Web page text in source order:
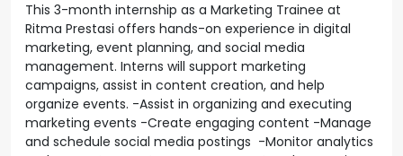
This 3-month internship as a Marketing Trainee at
Ritma Prestasi offers hands-on experience in digital
marketing, event planning, and social media
management. Interns will support marketing
campaigns, assist in content creation, and help
organize events. -Assist in organizing and executing
marketing events -Create engaging content -Manage
and schedule social media postings -Monitor analytics